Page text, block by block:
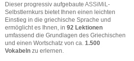
Dieser progressiv aufgebaute ASSiMiL -
Selbstlernkurs bietet Ihnen einen leichten
Einstieg in die griechische Sprache und
ermöglicht es Ihnen, in 92 Lektionen
umfassend die Grundlagen des Griechischen
und einen Wortschatz von ca. 1.500
Vokabeln zu erlernen.